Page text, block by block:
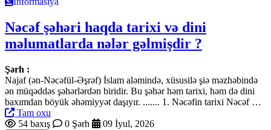
Nəcəf şəhəri haqda tarixi və dini
məlumatlarda nələr gəlmişdir ?
Şərh :
Najaf (ən-Nəcəfül-Əşrəf) İslam aləmində, xüsusilə şiə məzhəbində
ən müqəddəs şəhərlərdən biridir. Bu şəhər həm tarixi, həm də dini
baxımdan böyük əhəmiyyət daşıyır. ....... 1. Nəcəfin tarixi Nəcəf …
Tam oxu
54 baxış
0 Şərh 09 İyul, 2026